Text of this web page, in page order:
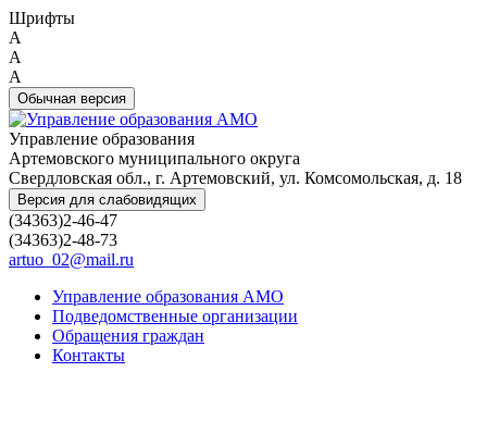
Шрифты
A
A
A
Обычная версия
Управление образования
Артемовского муниципального округа
Свердловская обл., г. Артемовский, ул. Комсомольская, д. 18
Версия для слабовидящих
(34363)2-46-47
(34363)2-48-73
artuo_02@mail.ru
Управление образования АМО
Подведомственные организации
Обращения граждан
Контакты